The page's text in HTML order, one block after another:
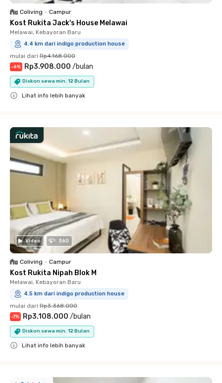
Coliving • Campur
Kost Rukita Jack's House Melawai
Melawai, Kebayoran Baru
4.4 km dari indigo production house
mulai dari Rp4.168.000
-6% Rp3.908.000 /bulan
Diskon sewa min. 12 Bulan
Lihat info lebih banyak
Video 360
Coliving • Campur
Kost Rukita Nipah Blok M
Melawai, Kebayoran Baru
4.5 km dari indigo production house
mulai dari Rp3.368.000
-7% Rp3.108.000 /bulan
Diskon sewa min. 12 Bulan
Lihat info lebih banyak